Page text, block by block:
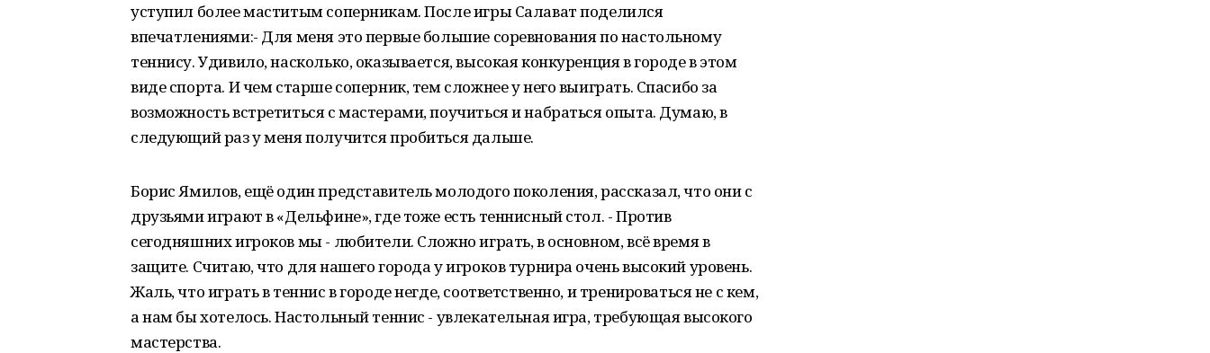
уступил более маститым соперникам. После игры Салават поделился
впечатлениями:- Для меня это первые большие соревнования по настольному
теннису. Удивило, насколько, оказывается, высокая конкуренция в городе в этом
виде спорта. И чем старше соперник, тем сложнее у него выиграть. Спасибо за
возможность встретиться с мастерами, поучиться и набраться опыта. Думаю, в
следующий раз у меня получится пробиться дальше.
Борис Ямилов, ещё один представитель молодого поколения, рассказал, что они с
друзьями играют в «Дельфине», где тоже есть теннисный стол. - Против
сегодняшних игроков мы - любители. Сложно играть, в основном, всё время в
защите. Считаю, что для нашего города у игроков турнира очень высокий уровень.
Жаль, что играть в теннис в городе негде, соответственно, и тренироваться не с кем,
а нам бы хотелось. Настольный теннис - увлекательная игра, требующая высокого
мастерства.